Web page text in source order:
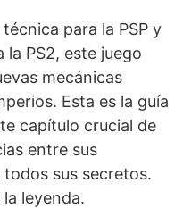
para la PSP y
PS2, este juego
mecánicas
Esta es la guía
capítulo crucial de
entre sus
sus secretos.
leyenda.